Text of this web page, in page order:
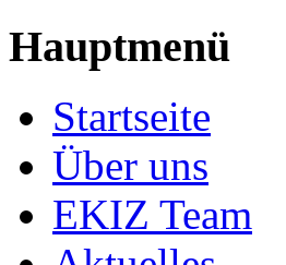
Hauptmenü
Startseite
Über uns
EKIZ Team